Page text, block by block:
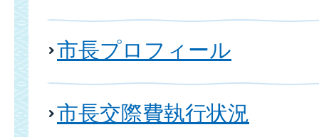
市長プロフィール
市長交際費執行状況